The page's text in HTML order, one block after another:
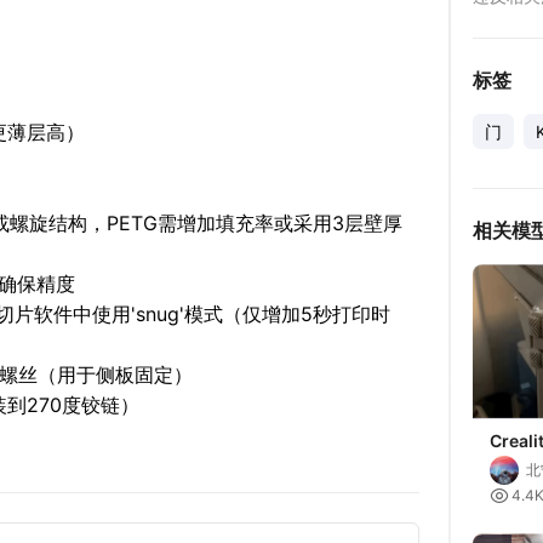
层高）
旋结构，PETG需增加填充率或采用3层壁厚
保精度
片软件中使用'snug'模式（仅增加5秒打印时
（用于侧板固定）
270度铰链）
标签
门
相关模
门铰
 4.4K